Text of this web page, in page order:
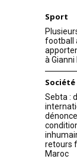
Sport
football
à
Société
Sebta :
retours
Maroc